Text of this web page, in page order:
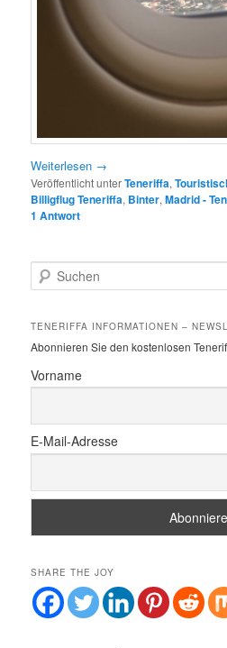
Weiterlesen →
Veröffentlicht unterTeneriffa,
Billigflug Teneriffa, Binter,Madrid -
1 Antwort
u
h
n
TENERIFFA INFORMATIONEN –
Abonnieren Sie den kostenlosen
Vorname
E-Mail-Adresse
SHARE THE JOY